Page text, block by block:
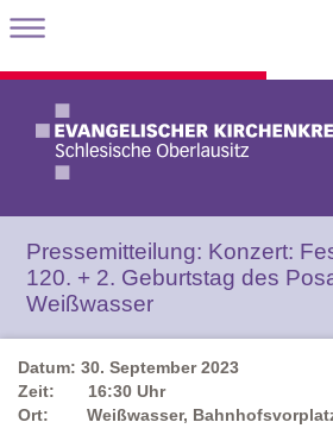
Pressemitteilung: Konzert:
120. + 2. Geburtstag des
Weißwasser
Datum: 30. September 2023
Zeit: 16:30 Uhr
Ort: Weißwasser,